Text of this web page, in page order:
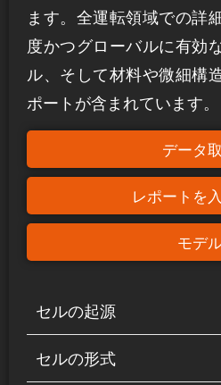
ます。全運転領域での詳
度かつグローバルに有効
ル、そして材料や微細構
ポートが含まれています。
データ
レポートを
モデ
セルの起源
セルの形式